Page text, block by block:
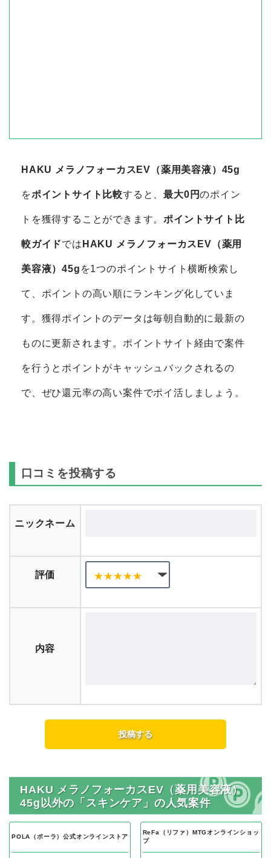
HAKU メラノフォーカスEV（薬用美容液）45g
をポイントサイト比較すると、最大0円のポイン
トを獲得することができます。ポイントサイト比
較ガイドでは HAKU メラノフォーカスEV（薬用
美容液）45g を1つのポイントサイト横断検索し
て、ポイントの高い順にランキング化していま
す。獲得ポイントのデータは毎朝自動的に最新の
ものに更新されます。ポイントサイト経由で案件
を行うとポイントがキャッシュバックされるの
で、ぜひ還元率の高い案件でポイ活しましょう。
口コミを投稿する
ニックネーム
評価
内容
HAKU メラノフォーカスEV（薬用美容液）
45g以外の「スキンケア」の人気案件
POLA（ポーラ）公式オンラインストア
ReFa（リファ）MTGオンラインショッ
プ